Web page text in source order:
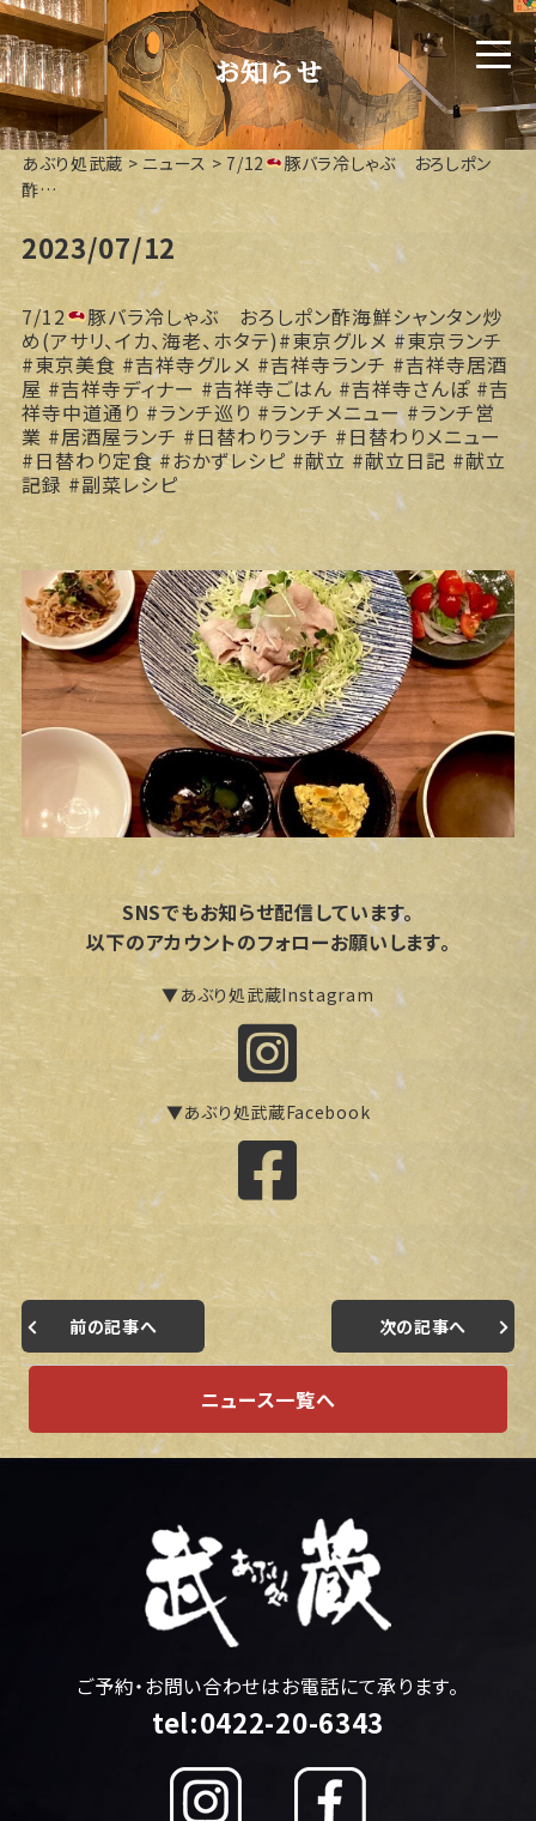
お知らせ
あぶり処武蔵> ニュース > 7/12
豚バラ冷しゃぶ おろしポン
酢…
2023/07/12
7/12
豚バラ冷しゃぶ おろしポン酢海鮮シャンタン炒
め(アサリ、イカ、海老、ホタテ)#東京グルメ #東京ランチ
#東京美食 #吉祥寺グルメ #吉祥寺ランチ #吉祥寺居酒
屋 #吉祥寺ディナー #吉祥寺ごはん #吉祥寺さんぽ #吉
祥寺中道通り #ランチ巡り #ランチメニュー #ランチ営
業 #居酒屋ランチ #日替わりランチ #日替わりメニュー
#日替わり定食 #おかずレシピ #献立 #献立日記 #献立
記録 #副菜レシピ
SNSでもお知らせ配信しています。
以下のアカウントのフォローお願いします。
▼あぶり処武蔵Instagram
▼あぶり処武蔵Facebook
前の記事へ 次の記事へ
ニュース一覧へ
ご予約・お問い合わせはお電話にて承ります。
tel:0422-20-6343